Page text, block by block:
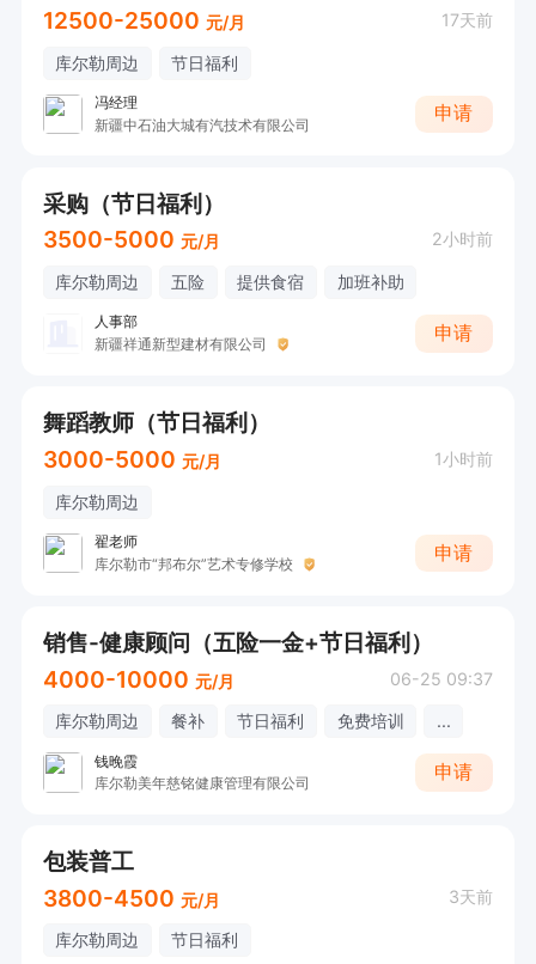
12500-25000 元/月 17天前
库尔勒周边 节日福利
冯经理
新疆中石油大城有汽技术有限公司
申请
采购（节日福利）
3500-5000 元/月 2小时前
库尔勒周边 五险 提供食宿 加班补助
人事部
新疆祥通新型建材有限公司
申请
舞蹈教师（节日福利）
3000-5000 元/月 1小时前
库尔勒周边
翟老师
库尔勒市“邦布尔”艺术专修学校
申请
销售-健康顾问（五险一金+节日福利）
4000-10000 元/月 06-25 09:37
库尔勒周边 餐补 节日福利 免费培训 ...
钱晚霞
库尔勒美年慈铭健康管理有限公司
申请
包装普工
3800-4500 元/月 3天前
库尔勒周边 节日福利